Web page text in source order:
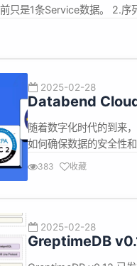
只是1条Service数据。 2.
2025-02-28
Databend
安全与隐私保护
随着数字化时代的到来
如何确保数据的安全性
我们非常高兴地宣布
383 收藏
2025-02-28
GreptimeDB